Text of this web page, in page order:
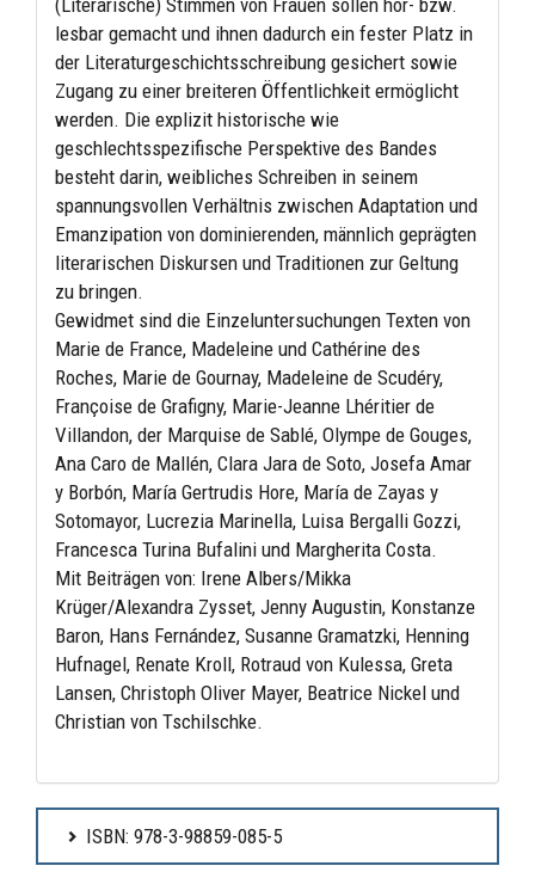
lesbar gemacht und ihnen dadurch ein fester Platz in
der Literaturgeschichtsschreibung gesichert sowie
Zugang zu einer breiteren Öffentlichkeit ermöglicht
werden. Die explizit historische wie
geschlechtsspezifische Perspektive des Bandes
besteht darin, weibliches Schreiben in seinem
spannungsvollen Verhältnis zwischen Adaptation und
Emanzipation von dominierenden, männlich geprägten
literarischen Diskursen und Traditionen zur Geltung
zu bringen.
Gewidmet sind die Einzeluntersuchungen Texten von
Marie de France, Madeleine und Cathérine des
Roches, Marie de Gournay, Madeleine de Scudéry,
Françoise de Grafigny, Marie-Jeanne Lhéritier de
Villandon, der Marquise de Sablé, Olympe de Gouges,
Ana Caro de Mallén, Clara Jara de Soto, Josefa Amar
y Borbón, María Gertrudis Hore, María de Zayas y
Sotomayor, Lucrezia Marinella, Luisa Bergalli Gozzi,
Francesca Turina Bufalini und Margherita Costa.
Mit Beiträgen von: Irene Albers/Mikka
Krüger/Alexandra Zysset, Jenny Augustin, Konstanze
Baron, Hans Fernández, Susanne Gramatzki, Henning
Hufnagel, Renate Kroll, Rotraud von Kulessa, Greta
Lansen, Christoph Oliver Mayer, Beatrice Nickel und
Christian von Tschilschke.
ISBN: 978-3-98859-085-5